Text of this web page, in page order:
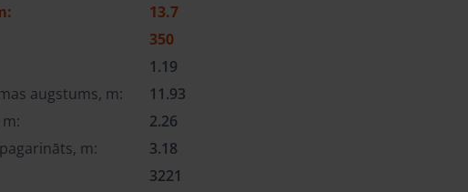
13.7
350
1.19
augstums, m:
11.93
2.26
m:
3.18
3221